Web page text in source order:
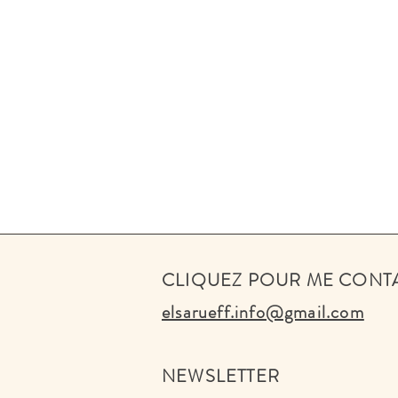
CLIQUEZ POUR ME
elsarueff.info@gmail.com
NEWSLETTER